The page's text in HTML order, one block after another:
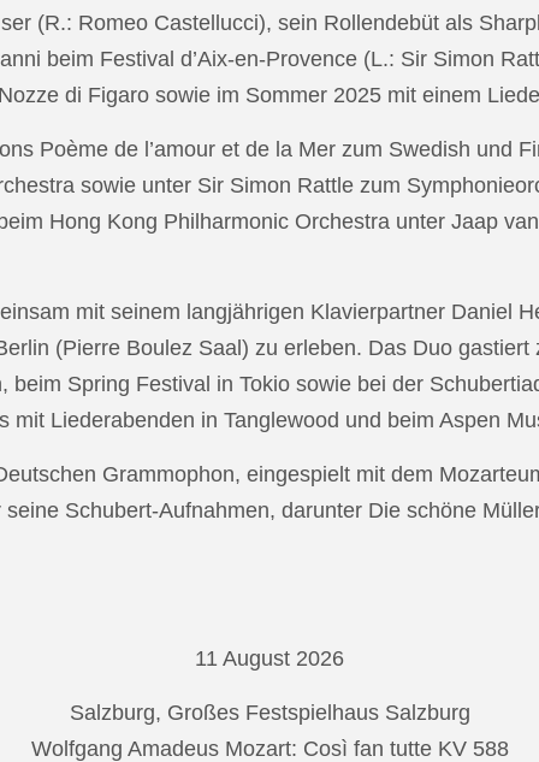
(R.: Romeo Castellucci), sein Rollendebüt als
beim Festival d’Aix-en-Provence (L.: Sir Simon
di Figaro sowie im Sommer 2025 mit einem
Poème de l’amour et de la Mer zum Swedish und
sowie unter Sir Simon Rattle zum
Hong Kong Philharmonic Orchestra unter Jaap
mit seinem langjährigen Klavierpartner Daniel
(Pierre Boulez Saal) zu erleben. Das Duo
Spring Festival in Tokio sowie bei der
Liederabenden in Tanglewood und beim Aspen
Grammophon, eingespielt mit dem
Schubert-Aufnahmen, darunter Die schöne
11 August 2026
Salzburg, Großes Festspielhaus Salzburg
Wolfgang Amadeus Mozart: Così fan tutte KV 588